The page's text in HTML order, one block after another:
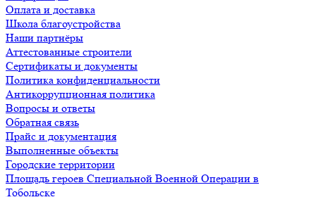
Оплата и доставка
Школа благоустройства
Наши партнёры
Аттестованные строители
Сертификаты и документы
Политика конфиденциальности
Антикоррупционная политика
Вопросы и ответы
Обратная связь
Прайс и документация
Выполненные объекты
Городские территории
Площадь героев Специальной Военной Операции в
Тобольске